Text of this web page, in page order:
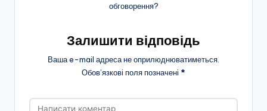
обговорення?
Залишити відповідь
Ваша e-mail адреса не оприлюднюватиметься.
Обов’язкові поля позначені *